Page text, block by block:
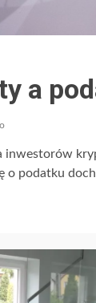
a
inwestorów
o podatku